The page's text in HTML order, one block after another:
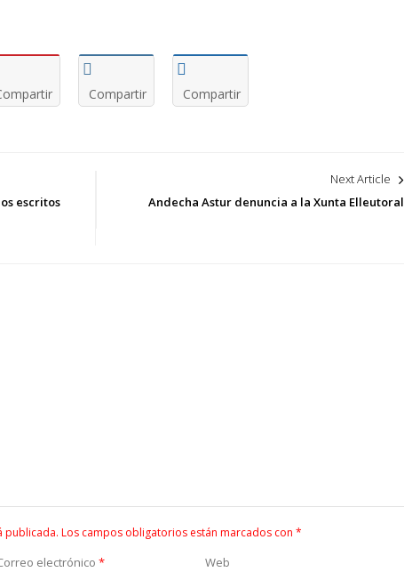
Compartir Compartir
escritos
Next Article
Andecha Astur denuncia a la Xunta Elleutoral
publicada. Los campos obligatorios están marcados con *
electrónico * Web